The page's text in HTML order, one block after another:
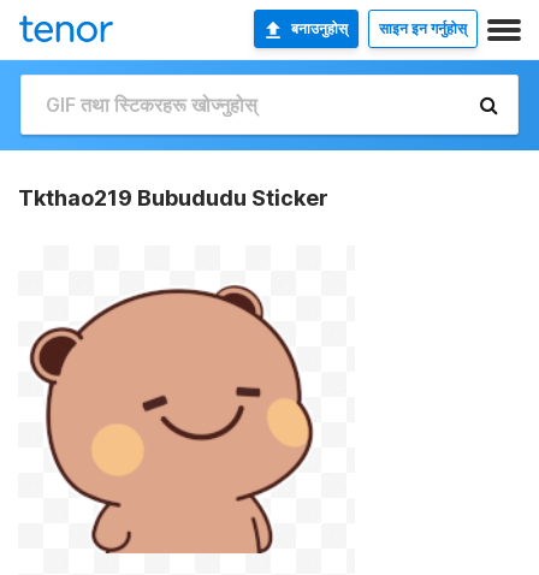
बनाउनुहोस् साइन इन गर्नुहोस्
Tkthao219 Bubududu Sticker